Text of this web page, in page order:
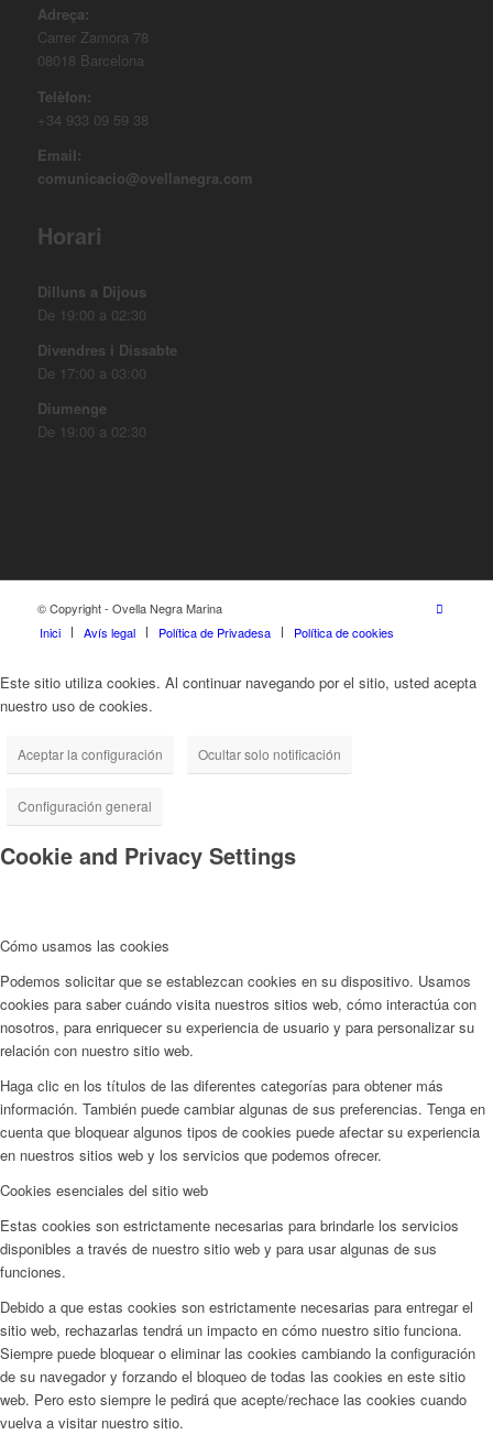
Adreça:
Carrer Zamora 78
08018 Barcelona
Telèfon:
+34 933 09 59 38
Email:
comunicacio@ovellanegra.com
Horari
Dilluns a Dijous
De 19:00 a 02:30
Divendres i Dissabte
De 17:00 a 03:00
Diumenge
De 19:00 a 02:30
© Copyright - Ovella Negra Marina
Inici
Avís legal Política de Privadesa Política de cookies
Este sitio utiliza cookies. Al continuar navegando por el sitio, usted acepta
nuestro uso de cookies.
Aceptar la configuración Ocultar solo notificación
Configuración general
Cookie and Privacy Settings
Cómo usamos las cookies
Podemos solicitar que se establezcan cookies en su dispositivo. Usamos
cookies para saber cuándo visita nuestros sitios web, cómo interactúa con
nosotros, para enriquecer su experiencia de usuario y para personalizar su
relación con nuestro sitio web.
Haga clic en los títulos de las diferentes categorías para obtener más
información. También puede cambiar algunas de sus preferencias. Tenga en
cuenta que bloquear algunos tipos de cookies puede afectar su experiencia
en nuestros sitios web y los servicios que podemos ofrecer.
Cookies esenciales del sitio web
Estas cookies son estrictamente necesarias para brindarle los servicios
disponibles a través de nuestro sitio web y para usar algunas de sus
funciones.
Debido a que estas cookies son estrictamente necesarias para entregar el
sitio web, rechazarlas tendrá un impacto en cómo nuestro sitio funciona.
Siempre puede bloquear o eliminar las cookies cambiando la configuración
de su navegador y forzando el bloqueo de todas las cookies en este sitio
web. Pero esto siempre le pedirá que acepte/rechace las cookies cuando
vuelva a visitar nuestro sitio.